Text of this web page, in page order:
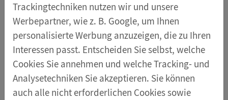
Trackingtechniken nutzen wir und unsere
Werbepartner, wie z. B. Google, um Ihnen
personalisierte Werbung anzuzeigen, die zu Ihren
Interessen passt. Entscheiden Sie selbst, welche
Cookies Sie annehmen und welche Tracking- und
Analysetechniken Sie akzeptieren. Sie können
auch alle nicht erforderlichen Cookies sowie
Schülerthermometer mit gewinkelter Metallskala,
quecksilberfreie, rote Füllung.